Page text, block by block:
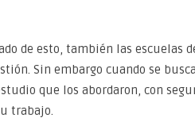
de esto, también las escuelas
Sin embargo cuando se
que los abordaron, con
trabajo.